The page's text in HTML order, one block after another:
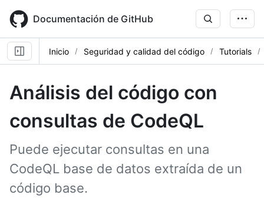
main
content
Documentación de GitHub
Inicio Seguridad y calidad del código Tutorials
Análisis del código con
consultas de CodeQL
Puede ejecutar consultas en una
CodeQL base de datos extraída de un
código base.